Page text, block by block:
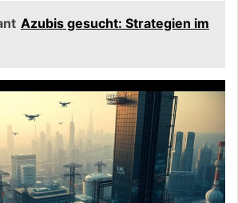
Azubis gesucht: Strategien im